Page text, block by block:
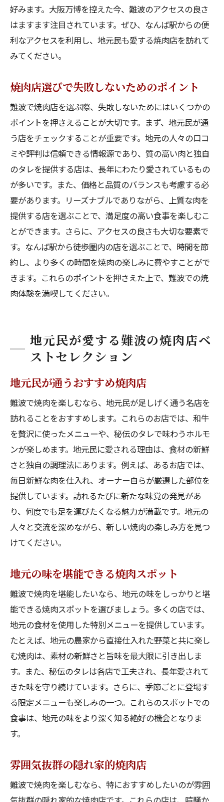
好みます。大阪万博を控えた今、難波のアクセスの良さ
はますます注目されています。ぜひ、なんば駅からの便
利なアクセスを利用し、地元民も愛する焼肉店を訪れて
みてください。
焼肉店選びで失敗しないためのポイント
難波で焼肉店を選ぶ際、失敗しないためにはいくつかの
ポイントを押さえることが大切です。まず、地元民が通
う店をチェックすることが重要です。地元の人々の口コ
ミや評判は信頼できる情報源であり、質の高い肉と独自
のタレを提供する店は、長年にわたり愛されているもの
が多いです。また、価格と品質のバランスも考慮する必
要があります。リーズナブルでありながら、上質な肉を
提供する店を選ぶことで、満足度の高い食事を楽しむこ
とができます。さらに、アクセスの良さも大切な要素で
す。なんば駅から徒歩圏内の店を選ぶことで、時間を節
約し、より多くの時間を焼肉の楽しみに費やすことがで
きます。これらのポイントを押さえた上で、難波での焼
肉体験を満喫してください。
地元民が愛する難波の焼肉店ベ
ストセレクション
地元民が通うおすすめ焼肉店
難波で焼肉を楽しむなら、地元民が足しげく通う名店を
訪れることをおすすめします。これらのお店では、和牛
を贅沢に使ったメニューや、秘伝のタレで味わうホルモ
ンが楽しめます。地元民に愛される理由は、食材の新鮮
さと独自の調理法にあります。例えば、あるお店では、
毎日新鮮な肉を仕入れ、オーナー自らが厳選した部位を
提供しています。訪れるたびに新たな味覚の発見があ
り、何度でも足を運びたくなる魅力が満載です。地元の
人々と交流を深めながら、新しい焼肉の楽しみ方を見つ
けてください。
地元の味を堪能できる焼肉スポット
難波で焼肉を堪能したいなら、地元の味をしっかりと堪
能できる焼肉スポットを選びましょう。多くの店では、
地元の食材を使用した特別メニューを提供しています。
たとえば、地元の農家から直接仕入れた野菜と共に楽し
む焼肉は、素材の新鮮さと旨味を最大限に引き出しま
す。また、秘伝のタレは各店で工夫され、長年愛されて
きた味を守り続けています。さらに、季節ごとに登場す
る限定メニューも楽しみの一つ。これらのスポットでの
食事は、地元の味をより深く知る絶好の機会となりま
す。
雰囲気抜群の隠れ家的焼肉店
難波で焼肉を楽しむなら、特におすすめしたいのが雰囲